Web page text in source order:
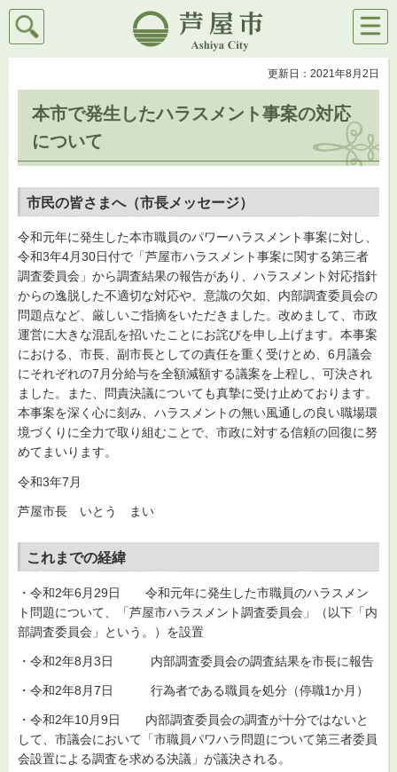
芦屋市
検索
メニ
ュー
更新日：2021年8月2日
本市で発生したハラスメント事案の対応
について
市民の皆さまへ（市長メッセージ）
令和元年に発生した本市職員のパワーハラスメント事案に対し、
令和3年4月30日付で「芦屋市ハラスメント事案に関する第三者
調査委員会」から調査結果の報告があり、ハラスメント対応指針
からの逸脱した不適切な対応や、意識の欠如、内部調査委員会の
問題点など、厳しいご指摘をいただきました。改めまして、市政
運営に大きな混乱を招いたことにお詫びを申し上げます。本事案
における、市長、副市長としての責任を重く受けとめ、6月議会
にそれぞれの7月分給与を全額減額する議案を上程し、可決され
ました。また、問責決議についても真摯に受け止めております。
本事案を深く心に刻み、ハラスメントの無い風通しの良い職場環
境づくりに全力で取り組むことで、市政に対する信頼の回復に努
めてまいります。
令和3年7月
芦屋市長 いとう まい
これまでの経緯
・令和2年6月29日 令和元年に発生した市職員のハラスメン
ト問題について、「芦屋市ハラスメント調査委員会」（以下「内
部調査委員会」という。）を設置
・令和2年8月3日 内部調査委員会の調査結果を市長に報告
・令和2年8月7日 行為者である職員を処分（停職1か月）
・令和2年10月9日 内部調査委員会の調査が十分ではないと
して、市議会において「市職員パワハラ問題について第三者委員
会設置による調査を求める決議」が議決される。